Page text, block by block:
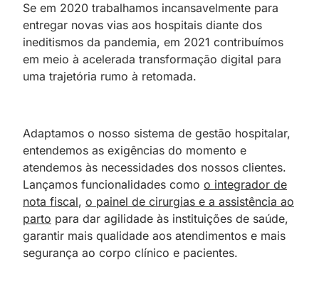
Se em 2020 trabalhamos incansavelmente para
entregar novas vias aos hospitais diante dos
ineditismos da pandemia, em 2021 contribuímos
em meio à acelerada transformação digital para
uma trajetória rumo à retomada.
Adaptamos o nosso sistema de gestão hospitalar,
entendemos as exigências do momento e
atendemos às necessidades dos nossos clientes.
Lançamos funcionalidades como o integrador de
nota fiscal, o painel de cirurgias e a assistência ao
parto para dar agilidade às instituições de saúde,
garantir mais qualidade aos atendimentos e mais
segurança ao corpo clínico e pacientes.